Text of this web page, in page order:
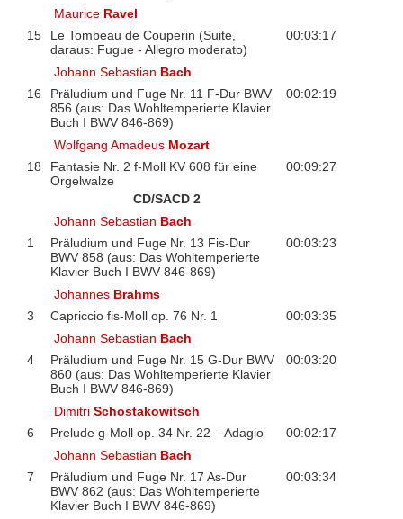
Maurice Ravel
15
Le Tombeau de Couperin (Suite,
daraus: Fugue - Allegro moderato)
00:03:17
Johann Sebastian Bach
16
Präludium und Fuge Nr. 11 F-Dur BWV
856 (aus: Das Wohltemperierte Klavier
Buch I BWV 846-869)
00:02:19
Wolfgang Amadeus Mozart
18
Fantasie Nr. 2 f-Moll KV 608 für eine
Orgelwalze
00:09:27
CD/SACD 2
Johann Sebastian Bach
1
Präludium und Fuge Nr. 13 Fis-Dur
BWV 858 (aus: Das Wohltemperierte
Klavier Buch I BWV 846-869)
00:03:23
Johannes Brahms
3
Capriccio fis-Moll op. 76 Nr. 1
00:03:35
Johann Sebastian Bach
4
Präludium und Fuge Nr. 15 G-Dur BWV
860 (aus: Das Wohltemperierte Klavier
Buch I BWV 846-869)
00:03:20
DimitriSchostakowitsch
6
Prelude g-Moll op. 34 Nr. 22 – Adagio
00:02:17
Johann Sebastian Bach
7
Präludium und Fuge Nr. 17 As-Dur
BWV 862 (aus: Das Wohltemperierte
Klavier Buch I BWV 846-869)
00:03:34